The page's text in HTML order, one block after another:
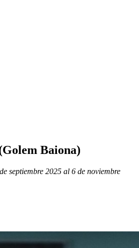
Baiona)
septiembre 2025 al 6 de noviembre